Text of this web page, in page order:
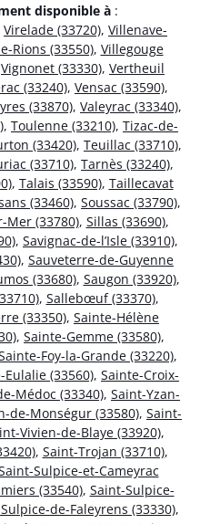
disponible à :
Virelade (33720), Villenave-
Rions (33550), Villegouge
Vignonet (33330), Vertheuil
(33240), Vensac (33590),
(33870), Valeyrac (33340),
, Toulenne (33210), Tizac-de-
(33420), Teuillac (33710),
(33710), Tarnès (33240),
, Talais (33590), Taillecavat
(33460), Soussac (33790),
Mer (33780), Sillas (33690),
, Savignac-de-l’Isle (33910),
, Sauveterre-de-Guyenne
(33680), Saugon (33920),
, Sallebœuf (33370),
(33350), Sainte-Hélène
, Sainte-Gemme (33580),
Foy-la-Grande (33220),
Eulalie (33560), Sainte-Croix-
Médoc (33340), Saint-Yzan-
de-Monségur (33580), Saint-
Vivien-de-Blaye (33920),
, Saint-Trojan (33710),
Sulpice-et-Cameyrac
(33540), Saint-Sulpice-
de-Faleyrens (33330),